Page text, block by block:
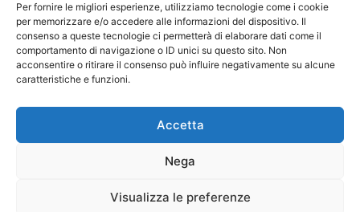
Per fornire le migliori esperienze, utilizziamo tecnologie come i cookie
per memorizzare e/o accedere alle informazioni del dispositivo. Il
consenso a queste tecnologie ci permetterà di elaborare dati come il
comportamento di navigazione o ID unici su questo sito. Non
acconsentire o ritirare il consenso può influire negativamente su alcune
caratteristiche e funzioni.
Accetta
Nega
Visualizza le preferenze
Contatti Cookie Policy Privacy Policy